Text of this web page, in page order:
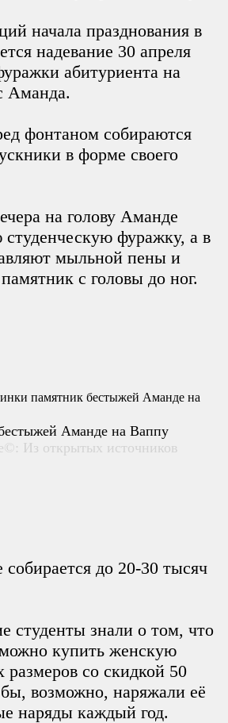
начала празднования в
надевание 30 апреля
абитуриента на
Аманда.
фонтаном собираются
в форме своего
на голову Аманде
фуражку, а в
мыльной пены и
с головы до ног.
Аманде на Ваппу
Из открытых источников
до 20-30 тысяч
студенты знали о том, что
купить женскую
со скидкой 50
возможно, наряжали её
наряды каждый год.